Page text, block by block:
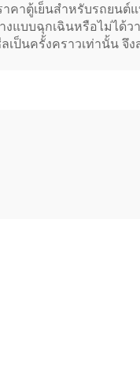
ตู้เย็นสำหรับรถยนต์แ
แบบฉุกเฉินหรือไม่ได้ว
นครั้งคราวเท่านั้น จึง